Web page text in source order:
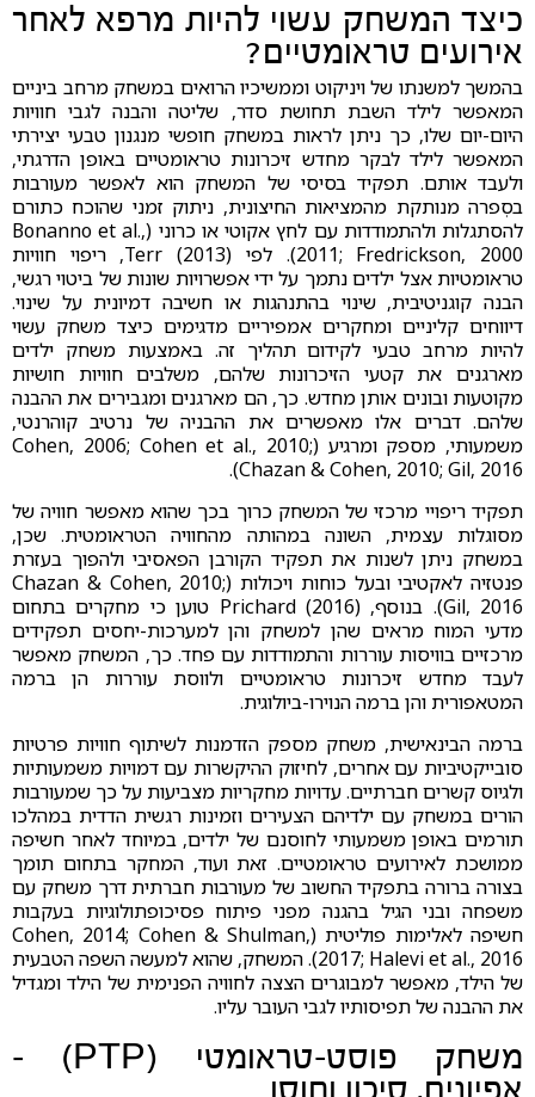
כיצד המשחק עשוי להיות מרפא לאחר
אירועים טראומטיים?
בהמשך למשנתו של ויניקוט וממשיכיו הרואים במשחק מרחב ביניים
המאפשר לילד השבת תחושת סדר, שליטה והבנה לגבי חוויות
היום-יום שלו, כך ניתן לראות במשחק חופשי מנגנון טבעי יצירתי
המאפשר לילד לבקר מחדש זיכרונות טראומטיים באופן הדרגתי,
ולעבד אותם. תפקיד בסיסי של המשחק הוא לאפשר מעורבות
בסְפרה מנותקת מהמציאות החיצונית, ניתוק זמני שהוכח כתורם
להסתגלות ולהתמודדות עם לחץ אקוטי או כרוני (Bonanno et al.,
2011; Fredrickson, 2000). לפי Terr (2013), ריפוי חוויות
טראומטיות אצל ילדים נתמך על ידי אפשרויות שונות של ביטוי רגשי,
הבנה קוגניטיבית, שינוי בהתנהגות או חשיבה דמיונית על שינוי.
דיווחים קליניים ומחקרים אמפיריים מדגימים כיצד משחק עשוי
להיות מרחב טבעי לקידום תהליך זה. באמצעות משחק ילדים
מארגנים את קטעי הזיכרונות שלהם, משלבים חוויות חושיות
מקוטעות ובונים אותן מחדש. כך, הם מארגנים ומגבירים את ההבנה
שלהם. דברים אלו מאפשרים את ההבניה של נרטיב קוהרנטי,
משמעותי, מספק ומרגיע (Cohen, 2006; Cohen et al., 2010;
Chazan & Cohen, 2010; Gil, 2016).
תפקיד ריפויי מרכזי של המשחק כרוך בכך שהוא מאפשר חוויה של
מסוגלות עצמית, השונה במהותה מהחוויה הטראומטית. שכן,
במשחק ניתן לשנות את תפקיד הקורבן הפאסיבי ולהפוך בעזרת
פנטזיה לאקטיבי ובעל כוחות ויכולות (Chazan & Cohen, 2010;
Gil, 2016). בנוסף, Prichard (2016) טוען כי מחקרים בתחום
מדעי המוח מראים שהן למשחק והן למערכות-יחסים תפקידים
מרכזיים בוויסות עוררות והתמודדות עם פחד. כך, המשחק מאפשר
לעבד מחדש זיכרונות טראומטיים ולווסת עוררות הן ברמה
המטאפורית והן ברמה הנוירו-ביולוגית.
ברמה הבינאישית, משחק מספק הזדמנות לשיתוף חוויות פרטיות
סובייקטיביות עם אחרים, לחיזוק ההיקשרות עם דמויות משמעותיות
ולגיוס קשרים חברתיים. עדויות מחקריות מצביעות על כך שמעורבות
הורים במשחק עם ילדיהם הצעירים וזמינות רגשית הדדית במהלכו
תורמים באופן משמעותי לחוסנם של ילדים, במיוחד לאחר חשיפה
ממושכת לאירועים טראומטיים. זאת ועוד, המחקר בתחום תומך
בצורה ברורה בתפקיד החשוב של מעורבות חברתית דרך משחק עם
משפחה ובני הגיל בהגנה מפני פיתוח פסיכופתולוגיות בעקבות
חשיפה לאלימות פוליטית (Cohen, 2014; Cohen & Shulman,
2017; Halevi et al., 2016). המשחק, שהוא למעשה השפה הטבעית
של הילד, מאפשר למבוגרים הצצה לחוויה הפנימית של הילד ומגדיל
את ההבנה של תפיסותיו לגבי העובר עליו.
משחק פוסט-טראומטי (PTP) –